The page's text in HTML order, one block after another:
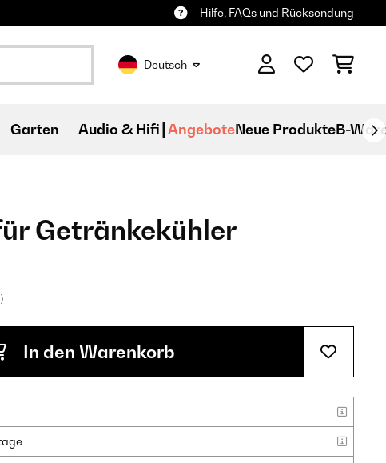
Hilfe, FAQs und Rücksendung
Deutsch
Garten Audio & Hifi AngeboteNeue ProdukteB-
Getränkekühler
In den Warenkorb